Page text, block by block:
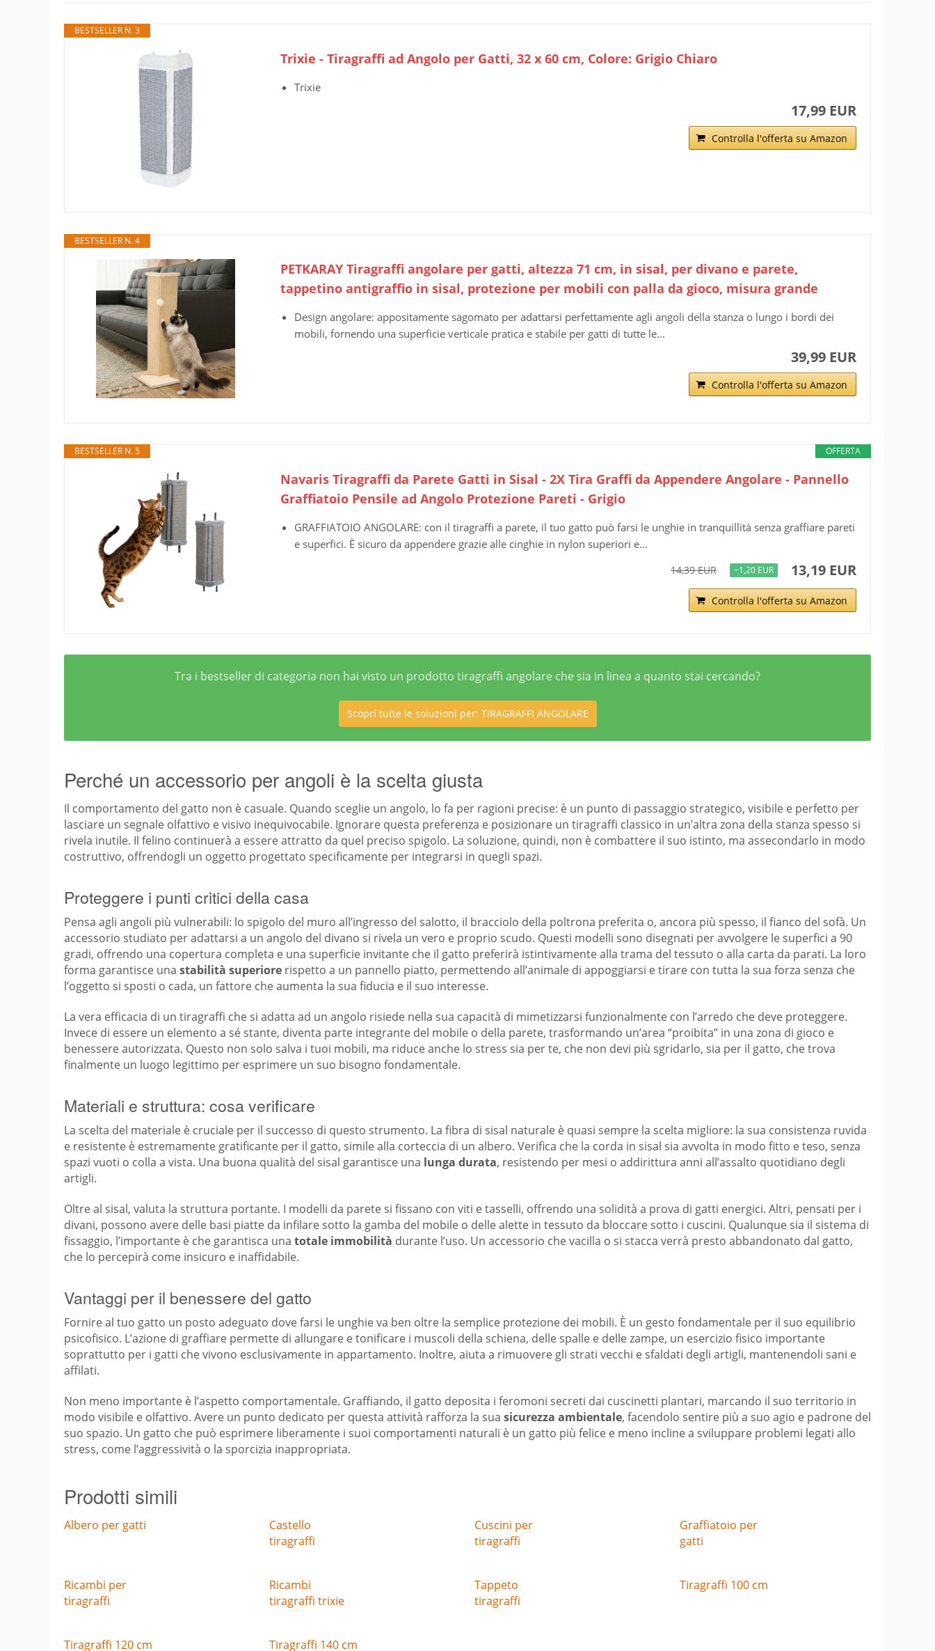
BESTSELLER N. 3
Trixie - Tiragraffi ad Angolo per Gatti, 32 x 60 cm, Colore: Grigio Chiaro
Trixie
17,99 EUR
Controlla l'offerta su Amazon
BESTSELLER N. 4
PETKARAY Tiragraffi angolare per gatti, altezza 71 cm, in sisal, per divano e parete,
tappetino antigraffio in sisal, protezione per mobili con palla da gioco, misura grande
Design angolare: appositamente sagomato per adattarsi perfettamente agli angoli della stanza o lungo i bordi dei
mobili, fornendo una superficie verticale pratica e stabile per gatti di tutte le...
39,99 EUR
Controlla l'offerta su Amazon
OFFERTA
BESTSELLER N. 5
Navaris Tiragraffi da Parete Gatti in Sisal - 2X Tira Graffi da Appendere Angolare - Pannello
Graffiatoio Pensile ad Angolo Protezione Pareti - Grigio
GRAFFIATOIO ANGOLARE: con il tiragraffi a parete, il tuo gatto può farsi le unghie in tranquillità senza graffiare pareti
e superfici. È sicuro da appendere grazie alle cinghie in nylon superiori e...
14,39 EUR −1,20 EUR 13,19 EUR
Controlla l'offerta su Amazon
Tra i bestseller di categoria non hai visto un prodotto tiragraffi angolare che sia in linea a quanto stai cercando?
Scopri tutte le soluzioni per: TIRAGRAFFI ANGOLARE
Perché un accessorio per angoli è la scelta giusta
Il comportamento del gatto non è casuale. Quando sceglie un angolo, lo fa per ragioni precise: è un punto di passaggio strategico, visibile e perfetto per
lasciare un segnale olfattivo e visivo inequivocabile. Ignorare questa preferenza e posizionare un tiragraffi classico in un’altra zona della stanza spesso si
rivela inutile. Il felino continuerà a essere attratto da quel preciso spigolo. La soluzione, quindi, non è combattere il suo istinto, ma assecondarlo in modo
costruttivo, offrendogli un oggetto progettato specificamente per integrarsi in quegli spazi.
Proteggere i punti critici della casa
Pensa agli angoli più vulnerabili: lo spigolo del muro all’ingresso del salotto, il bracciolo della poltrona preferita o, ancora più spesso, il fianco del sofà. Un
accessorio studiato per adattarsi a un angolo del divano si rivela un vero e proprio scudo. Questi modelli sono disegnati per avvolgere le superfici a 90
gradi, offrendo una copertura completa e una superficie invitante che il gatto preferirà istintivamente alla trama del tessuto o alla carta da parati. La loro
forma garantisce una stabilità superiore rispetto a un pannello piatto, permettendo all’animale di appoggiarsi e tirare con tutta la sua forza senza che
l’oggetto si sposti o cada, un fattore che aumenta la sua fiducia e il suo interesse.
La vera efficacia di un tiragraffi che si adatta ad un angolo risiede nella sua capacità di mimetizzarsi funzionalmente con l’arredo che deve proteggere.
Invece di essere un elemento a sé stante, diventa parte integrante del mobile o della parete, trasformando un’area “proibita” in una zona di gioco e
benessere autorizzata. Questo non solo salva i tuoi mobili, ma riduce anche lo stress sia per te, che non devi più sgridarlo, sia per il gatto, che trova
finalmente un luogo legittimo per esprimere un suo bisogno fondamentale.
Materiali e struttura: cosa verificare
La scelta del materiale è cruciale per il successo di questo strumento. La fibra di sisal naturale è quasi sempre la scelta migliore: la sua consistenza ruvida
e resistente è estremamente gratificante per il gatto, simile alla corteccia di un albero. Verifica che la corda in sisal sia avvolta in modo fitto e teso, senza
spazi vuoti o colla a vista. Una buona qualità del sisal garantisce una lunga durata, resistendo per mesi o addirittura anni all’assalto quotidiano degli
artigli.
Oltre al sisal, valuta la struttura portante. I modelli da parete si fissano con viti e tasselli, offrendo una solidità a prova di gatti energici. Altri, pensati per i
divani, possono avere delle basi piatte da infilare sotto la gamba del mobile o delle alette in tessuto da bloccare sotto i cuscini. Qualunque sia il sistema di
fissaggio, l’importante è che garantisca una totale immobilità durante l’uso. Un accessorio che vacilla o si stacca verrà presto abbandonato dal gatto,
che lo percepirà come insicuro e inaffidabile.
Vantaggi per il benessere del gatto
Fornire al tuo gatto un posto adeguato dove farsi le unghie va ben oltre la semplice protezione dei mobili. È un gesto fondamentale per il suo equilibrio
psicofisico. L’azione di graffiare permette di allungare e tonificare i muscoli della schiena, delle spalle e delle zampe, un esercizio fisico importante
soprattutto per i gatti che vivono esclusivamente in appartamento. Inoltre, aiuta a rimuovere gli strati vecchi e sfaldati degli artigli, mantenendoli sani e
affilati.
Non meno importante è l’aspetto comportamentale. Graffiando, il gatto deposita i feromoni secreti dai cuscinetti plantari, marcando il suo territorio in
modo visibile e olfattivo. Avere un punto dedicato per questa attività rafforza la sua sicurezza ambientale, facendolo sentire più a suo agio e padrone del
suo spazio. Un gatto che può esprimere liberamente i suoi comportamenti naturali è un gatto più felice e meno incline a sviluppare problemi legati allo
stress, come l’aggressività o la sporcizia inappropriata.
Prodotti simili
Albero per gatti
Castello
tiragraffi
Cuscini per
tiragraffi
Graffiatoio per
gatti
Ricambi per
tiragraffi
Ricambi
tiragraffi trixie
Tappeto
tiragraffi
Tiragraffi 100 cm
Tiragraffi 120 cm Tiragraffi 140 cm